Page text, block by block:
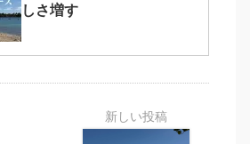
しさ増す